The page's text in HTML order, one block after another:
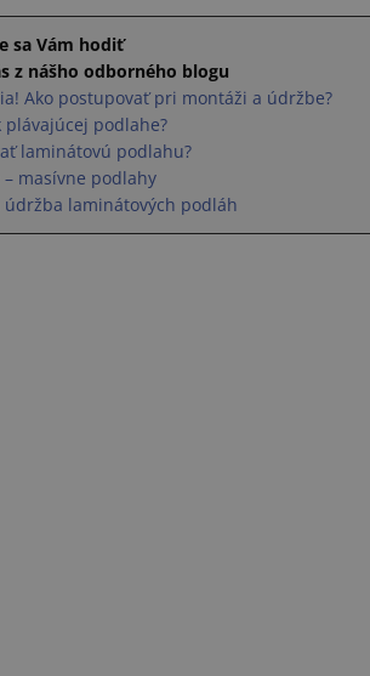
sa Vám hodiť
z nášho odborného blogu
Ako postupovať pri montáži a údržbe?
plávajúcej podlahe?
laminátovú podlahu?
– masívne podlahy
údržba laminátových podláh